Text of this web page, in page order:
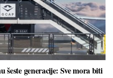
šeste generacije: Sve mora biti